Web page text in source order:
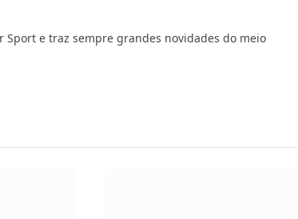
e traz sempre grandes novidades do meio